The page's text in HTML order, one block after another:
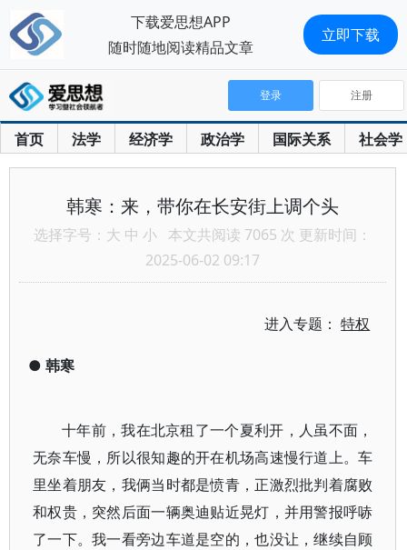
首页 法学 经济学 政治学 国际关系 社会学
登录 注册
韩寒：来，带你在长安街上调个头
选择字号： 大 中 小 本文共阅读 7065 次 更新时间：
2025-06-02 09:17
进入专题：特权
● 韩寒
十年前，我在北京租了一个夏利开，人虽不面，
无奈车慢，所以很知趣的开在机场高速慢行道上。车
里坐着朋友，我俩当时都是愤青，正激烈批判着腐败
和权贵，突然后面一辆奥迪贴近晃灯，并用警报呼哧
了一下。我一看旁边车道是空的，也没让，继续自顾
下载爱思想APP
随时随地阅读精品文章
立即下载